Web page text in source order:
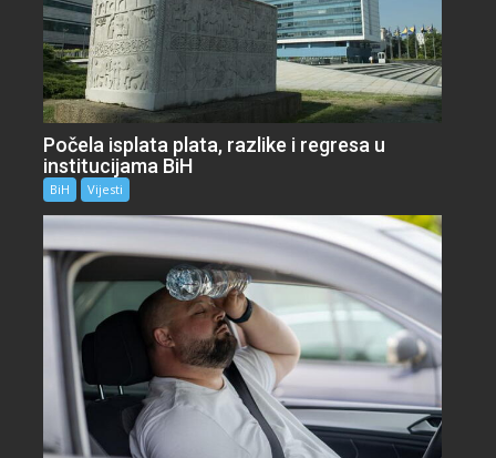
Počela isplata plata, razlike i regresa u
institucijama BiH
BiH Vijesti